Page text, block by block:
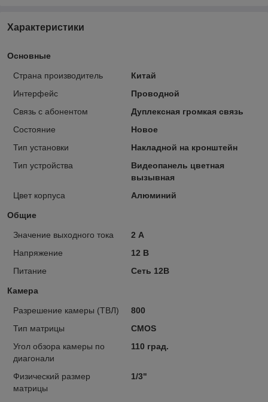
Характеристики
Основные
Страна производитель
Китай
Интерфейс
Проводной
Связь с абонентом
Дуплексная громкая связь
Состояние
Новое
Тип установки
Накладной на кронштейн
Тип устройства
Видеопанель цветная
вызывная
Цвет корпуса
Алюминий
Общие
Значение выходного тока
2 А
Напряжение
12 В
Питание
Сеть 12В
Камера
Разрешение камеры (ТВЛ)
800
Тип матрицы
CMOS
Угол обзора камеры по
диагонали
110 град.
Физический размер
матрицы
1/3"